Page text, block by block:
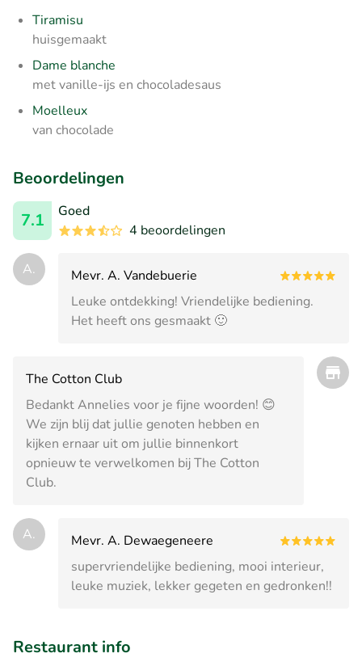
Tiramisu
huisgemaakt
Dame blanche
met vanille-ijs en chocoladesaus
Moelleux
van chocolade
Beoordelingen
7.1
Goed
4 beoordelingen
A.
Mevr. A. Vandebuerie
Leuke ontdekking! Vriendelijke bediening.
Het heeft ons gesmaakt 🙂
The Cotton Club
Bedankt Annelies voor je fijne woorden! 😊
We zijn blij dat jullie genoten hebben en
kijken ernaar uit om jullie binnenkort
opnieuw te verwelkomen bij The Cotton
Club.
A.
Mevr. A. Dewaegeneere
supervriendelijke bediening, mooi interieur,
leuke muziek, lekker gegeten en gedronken!!
Restaurant info